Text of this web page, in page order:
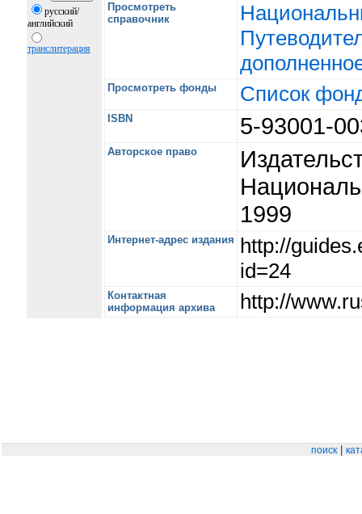
Просмотреть
справочник
Просмотреть фонды Список
ISBN 5-93001-
Авторское право
1999
Интернет-адрес издания http://
id=24
Контактная
информация архива
http://
русский/
английский
транслитерация
поиск